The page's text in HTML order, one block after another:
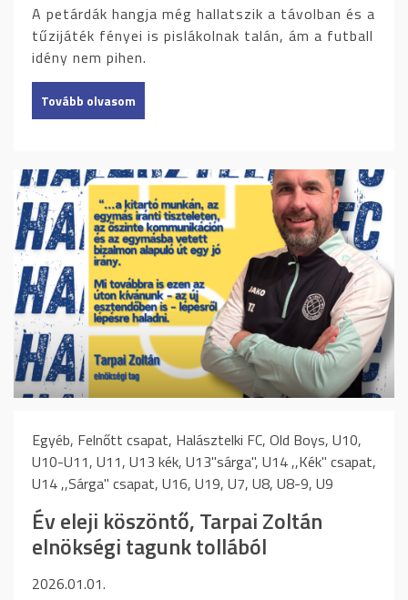
A petárdák hangja még hallatszik a távolban és a
tűzijáték fényei is pislákolnak talán, ám a futball
idény nem pihen.
Tovább olvasom
Egyéb, Felnőtt csapat, Halásztelki FC, Old Boys, U10,
U10-U11, U11, U13 kék, U13"sárga", U14 ,,Kék" csapat,
U14 ,,Sárga" csapat, U16, U19, U7, U8, U8-9, U9
Év eleji köszöntő, Tarpai Zoltán
elnökségi tagunk tollából
2026.01.01.